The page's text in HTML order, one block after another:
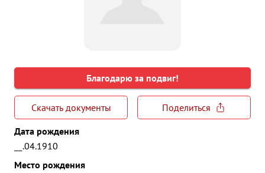
Благодарю за подвиг!
Скачать документы
Поделиться
Дата рождения
__.04.1910
Место рождения